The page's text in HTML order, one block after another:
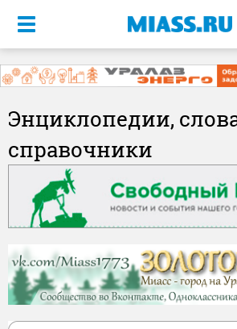
Меню
Энциклопедии,
справочники